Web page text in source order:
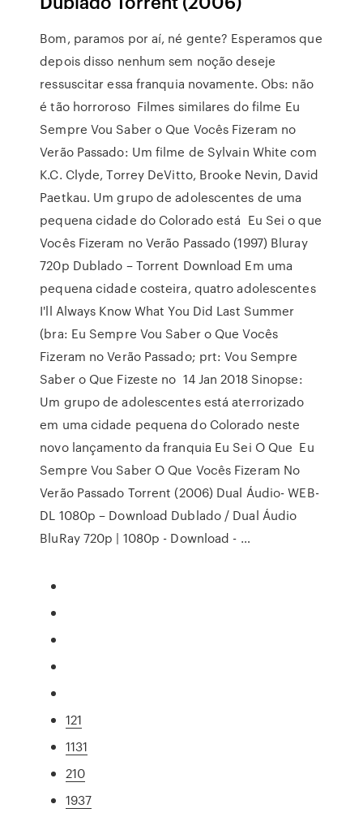
Bom, paramos por aí, né gente? Esperamos que
depois disso nenhum sem noção deseje
ressuscitar essa franquia novamente. Obs: não
é tão horroroso Filmes similares do filme Eu
Sempre Vou Saber o Que Vocês Fizeram no
Verão Passado: Um filme de Sylvain White com
K.C. Clyde, Torrey DeVitto, Brooke Nevin, David
Paetkau. Um grupo de adolescentes de uma
pequena cidade do Colorado está Eu Sei o que
Vocês Fizeram no Verão Passado (1997) Bluray
720p Dublado – Torrent Download Em uma
pequena cidade costeira, quatro adolescentes
I'll Always Know What You Did Last Summer
(bra: Eu Sempre Vou Saber o Que Vocês
Fizeram no Verão Passado; prt: Vou Sempre
Saber o Que Fizeste no 14 Jan 2018 Sinopse:
Um grupo de adolescentes está aterrorizado
em uma cidade pequena do Colorado neste
novo lançamento da franquia Eu Sei O Que Eu
Sempre Vou Saber O Que Vocês Fizeram No
Verão Passado Torrent (2006) Dual Áudio- WEB-
DL 1080p – Download Dublado / Dual Áudio
BluRay 720p | 1080p - Download - …
121
1131
210
1937